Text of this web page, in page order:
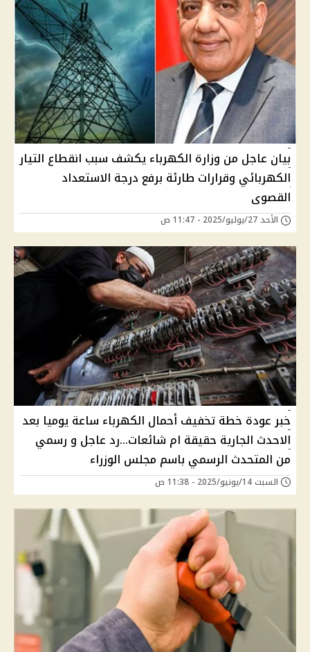
بيان عاجل من وزارة الكهرباء يكشف سبب انقطاع التيار
الكهربائي وقرارات طارئة برفع درجة الاستعداد
القصوى
الأحد 27/يوليو/2025 - 11:47 ص
خبر عودة خطة تخفيف أحمال الكهرباء ساعة يوميا بعد
الاحدث الجارية حقيقة ام شائعات...رد عاجل و رسمي
من المتحدث الرسمي باسم مجلس الوزراء
السبت 14/يونيو/2025 - 11:38 ص